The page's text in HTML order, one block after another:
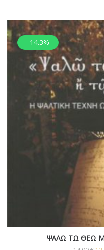
-14.3%
ΨΑΛΩ ΤΩ ΘΕΩ